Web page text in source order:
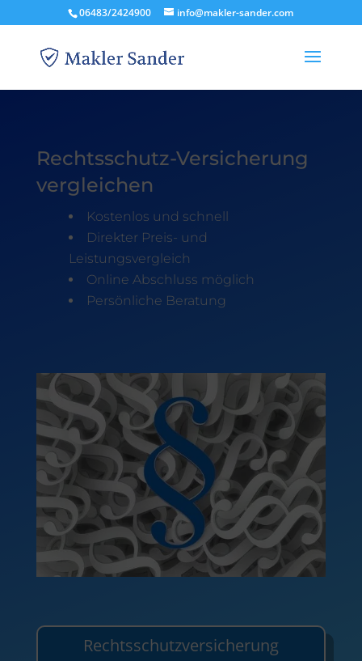
06483/2424900 info@makler-sander.com
Rechtsschutz-Versicherung
vergleichen
Kostenlos und schnell
Direkter Preis- und
Leistungsvergleich
Online Abschluss möglich
Persönliche Beratung
Rechtsschutzversicherung